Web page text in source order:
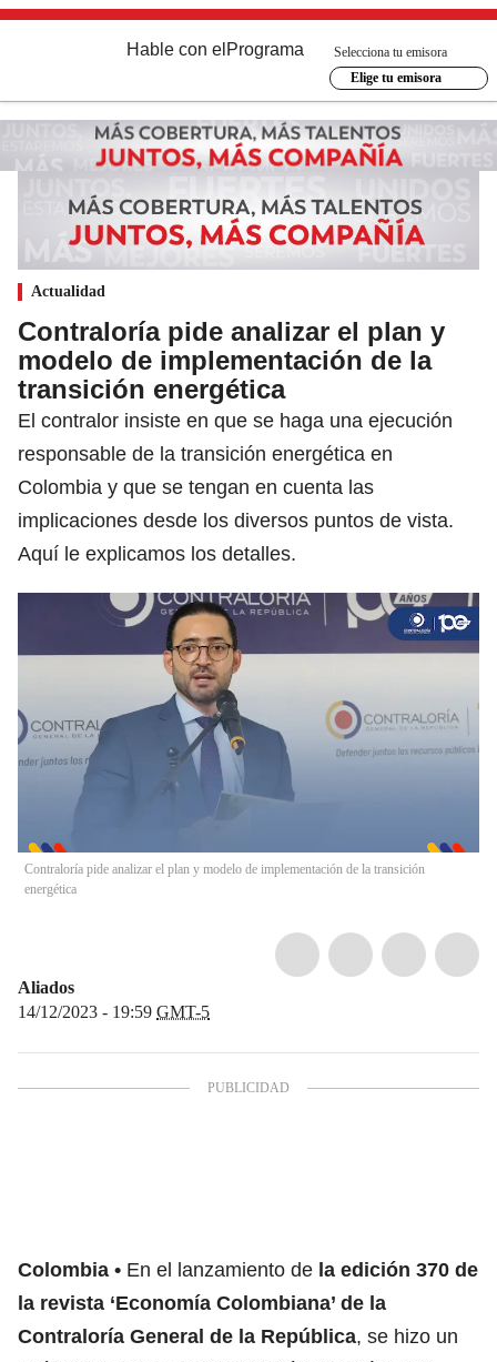
Hable con el Programa
Selecciona tu emisora
Elige tu emisora
Actualidad
Contraloría pide analizar el plan y
modelo de implementación de la
transición energética
El contralor insiste en que se haga una ejecución
responsable de la transición energética en
Colombia y que se tengan en cuenta las
implicaciones desde los diversos puntos de vista.
Aquí le explicamos los detalles.
Contraloría pide analizar el plan y modelo de implementación de la transición
energética
Aliados
14/12/2023 - 19:59 GMT-5
Colombia En el lanzamiento de la edición 370 de
la revista ‘Economía Colombiana’ de la
Contraloría General de la República, se hizo un